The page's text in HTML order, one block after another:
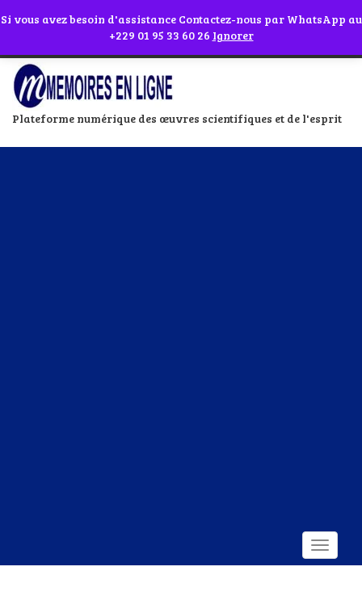
Abonnes toi à notre chaîne WhatsApp en cliquant sur l'icône en face
Plateforme numérique des œuvres scientifiques et de l'esprit
Si vous avez besoin d'assistance Contactez-nous par WhatsApp au
+229 01 95 33 60 26 Ignorer